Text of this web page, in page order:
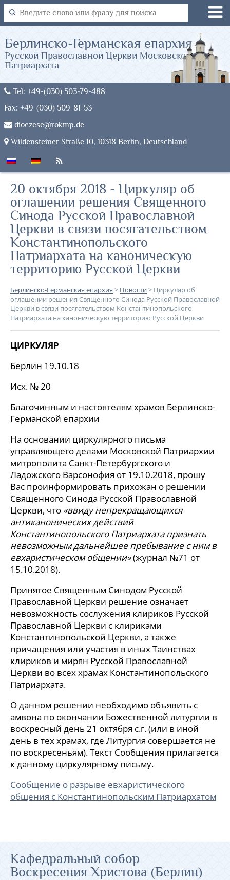
Tel: +49-(030) 503-79-488
Fax: +49-(030) 509-81-53
dioezese@rokmp.de
Wildensteiner Straße 10, 10318 Berlin, Deutschland
Берлинско-Германская епархия
Русской Православной Церкви Московского
Патриархата
20 октября 2018 - Циркуляр об
оглашении решения Священного
Синода Русской Православной
Церкви в связи посягательством
Константинопольского
Патриархата на каноническую
территорию Русской Церкви
Берлинско-Германская епархия > Новости> Циркуляр об
оглашении решения Священного Синода Русской Православной
Церкви в связи посягательством Константинопольского
Патриархата на каноническую территорию Русской Церкви
ЦИРКУЛЯР
Берлин 19.10.18
Исх. № 20
Благочинным и настоятелям храмов Берлинско-
Германской епархии
На основании циркулярного письма
управляющего делами Московской Патриархии
митрополита Санкт-Петербургского и
Ладожского Варсонофия от 19.10.2018, прошу
Вас проинформировать прихожан о решении
Священного Синода Русской Православной
Церкви, что «ввиду непрекращающихся
антиканонических действий
Константинопольского Патриархата признать
невозможным дальнейшее пребывание с ним в
евхаристическом общении»(журнал №71 от
15.10.2018).
Принятое Священным Синодом Русской
Православной Церкви решение означает
невозможность сослужения клириков Русской
Православной Церкви с клириками
Константинопольской Церкви, а также
причащения или участия в иных Таинствах
клириков и мирян Русской Православной
Церкви во всех храмах Константинопольского
Патриархата.
О данном решении необходимо объявить с
амвона по окончании Божественной литургии в
воскресный день 21 октября с.г. (или в иной
день в тех храмах, где Литургия совершается не
по воскресеньям). Текст Сообщения прилагается
к данному циркулярному письму.
Сообщение о разрыве евхаристического
общения с Константинопольским Патриархатом
Кафедральный собор
Воскресения Христова (Берлин)